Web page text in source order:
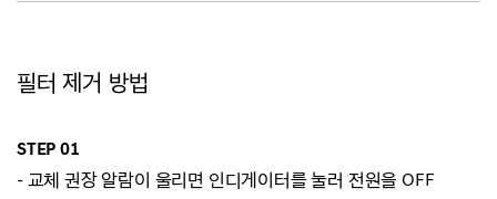
필터 제거 방법
STEP 01
- 교체 권장 알람이 울리면 인디게이터를 눌러 전원을 OFF